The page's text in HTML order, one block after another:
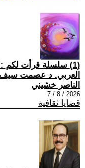
(1) سلسلة قرأت لكم
العربي. د عصمت سيف
الناصر خشيني
2026 / 8 / 7
قضايا ثقافية